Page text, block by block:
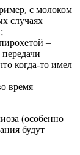
с молоком
случаях
–
когда-то имел
время
(особенно
будут